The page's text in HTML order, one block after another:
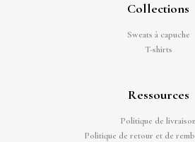
Collections
Sweats à capuche
T-shirts
Ressources
Politique de livraison
Politique de retour et de